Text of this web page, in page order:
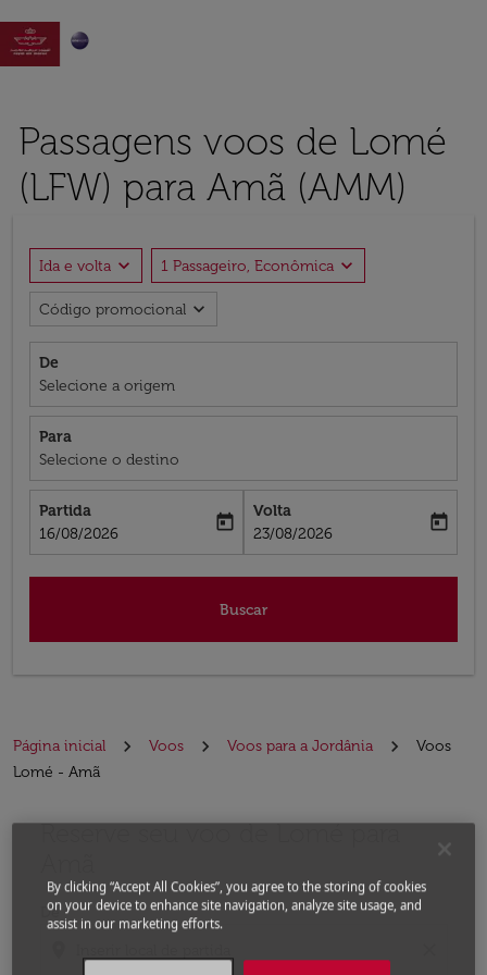

Passagens voos de Lomé
(LFW) para Amã (AMM)
Ida e volta expand_more 1 Passageiro, Econômica expand_more
Código promocional expand_more
De
Selecione a origem
Para
Selecione o destino
Partida
fc-booking-departure-date-aria-label
16/08/2026
today
Volta
fc-booking-return-date-aria-label
23/08/2026
today
Buscar
Página inicial Voos Voos para a Jordânia
Voos
Lomé - Amã
Reserve seu voo de Lomé para
De
Experimente atualizar a rota (partida e/ou destino)
By clicking “Accept All Cookies”, you agree to the storing of cookies
on your device to enhance site navigation, analyze site usage, and
assist in our marketing efforts.